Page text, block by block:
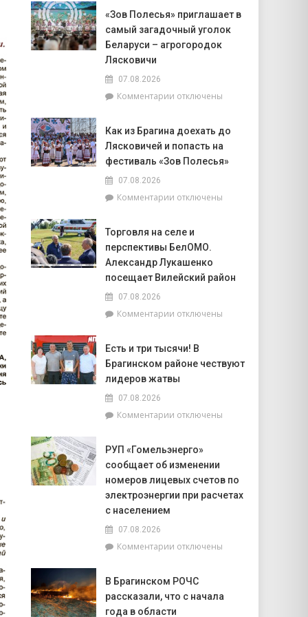
депутатов
Инной
Михаленко
в
местности
почёта.
На
6
в
лидируют
«Зов Полесья» приглашает в
самый загадочный уголок
Беларуси – агрогородок
Лясковичи
07.08.2026
Комментариик
Полесья»
приглашает
в
уголок
агрогородок
Лясковичи
отключены
Как из Брагина доехать до
Лясковичей и попасть на
фестиваль «Зов Полесья»
07.08.2026
Комментариик
из
Брагина
доехать
до
попасть
«Зов
Полесья»
отключены
Торговля на селе и
перспективы БелОМО.
Александр Лукашенко
посещает Вилейский район
07.08.2026
Комментариик
на
селе
и
Александр
Вилейский
район
отключены
Есть и три тысячи! В
Брагинском районе чествуют
лидеров жатвы
07.08.2026
Комментариик
и
три
тысячи!
В
лидеров
отключены
РУП «Гомельэнерго»
сообщает об изменении
номеров лицевых счетов по
электроэнергии при расчетах
с населением
07.08.2026
Комментариик
«Гомельэнерго»
сообщает
об
отключены
В Брагинском РОЧС
рассказали, что с начала
года в области